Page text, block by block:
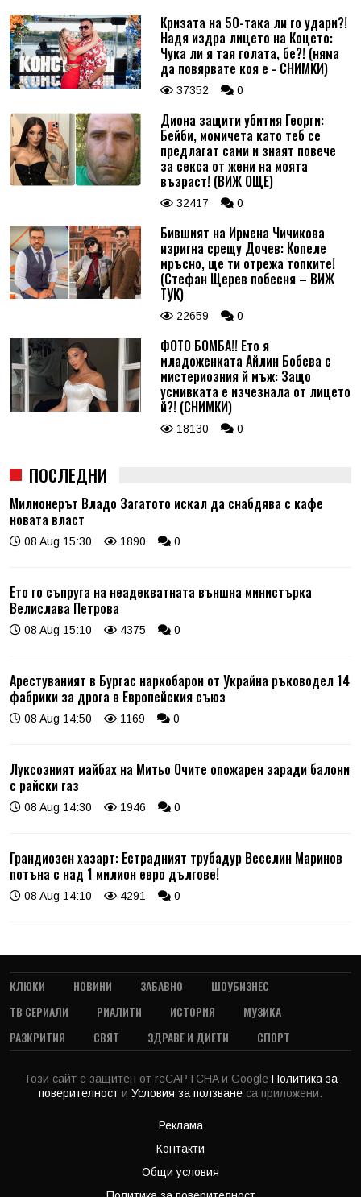
Кризата на 50-така ли го удари?!
Надя издра лицето на Коцето:
Чука ли я тая голата, бе?! (няма
да повярвате коя е - СНИМКИ)
37352 0
Диона защити убития Георги:
Бейби, момичета като теб се
предлагат сами и знаят повече
за секса от жени на моята
възраст! (ВИЖ ОЩЕ)
32417 0
Бившият на Ирмена Чичикова
изригна срещу Дочев: Копеле
мръсно, ще ти отрежа топките!
(Стефан Щерев побесня – ВИЖ
ТУК)
22659 0
ФОТО БОМБА!! Ето я
младоженката Айлин Бобева с
мистериозния й мъж: Защо
усмивката е изчезнала от лицето
й?! (СНИМКИ)
18130 0
ПОСЛЕДНИ
Милионерът Владо Загатото искал да снабдява с кафе
новата власт
08 Aug 15:30 1890 0
Ето го съпруга на неадекватната външна министърка
Велислава Петрова
08 Aug 15:10 4375 0
Арестуваният в Бургас наркобарон от Украйна ръководел 14
фабрики за дрога в Европейския съюз
08 Aug 14:50 1169 0
Луксозният майбах на Митьо Очите опожарен заради балони
с райски газ
08 Aug 14:30 1946 0
Грандиозен хазарт: Естрадният трубадур Веселин Маринов
потъна с над 1 милион евро дългове!
08 Aug 14:10 4291 0
КЛЮКИ НОВИНИ ЗАБАВНО
ШОУБИЗНЕС
ТВ СЕРИАЛИ
РИАЛИТИ ИСТОРИЯ
МУЗИКА
РАЗКРИТИЯ
СВЯТ ЗДРАВЕ И ДИЕТИ СПОРТ
Този сайт е защитен от reCAPTCHA и Google Политика за
поверителност и Условия за ползване са приложени.
Реклама
Контакти
Общи условия